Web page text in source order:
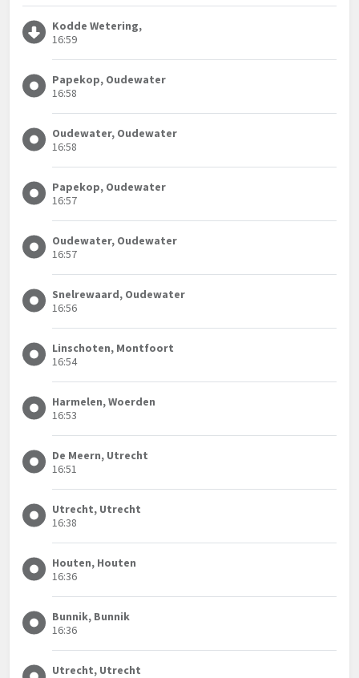
Kodde Wetering,
16:59
Papekop, Oudewater
16:58
Oudewater, Oudewater
16:58
Papekop, Oudewater
16:57
Oudewater, Oudewater
16:57
Snelrewaard, Oudewater
16:56
Linschoten, Montfoort
16:54
Harmelen, Woerden
16:53
De Meern, Utrecht
16:51
Utrecht, Utrecht
16:38
Houten, Houten
16:36
Bunnik, Bunnik
16:36
Utrecht, Utrecht